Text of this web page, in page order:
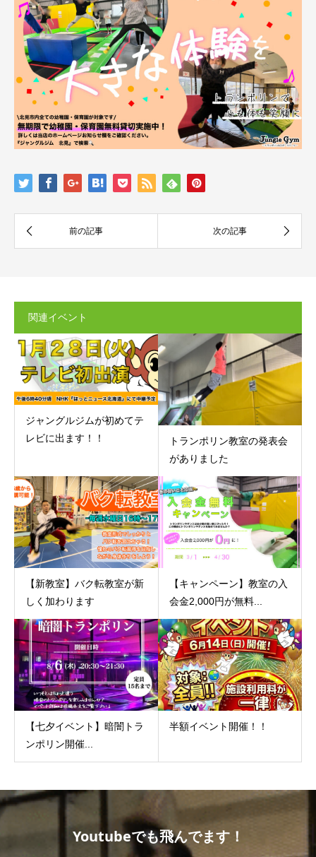
関連イベント
ジャングルジムが初めてテ
レビに出ます！！
トランポリン教室の発表会
がありました
【新教室】バク転教室が新
しく加わります
【キャンペーン】教室の入
会金2,000円が無料...
【七夕イベント】暗闇トラ
ンポリン開催...
半額イベント開催！！
Youtubeでも飛んでます！